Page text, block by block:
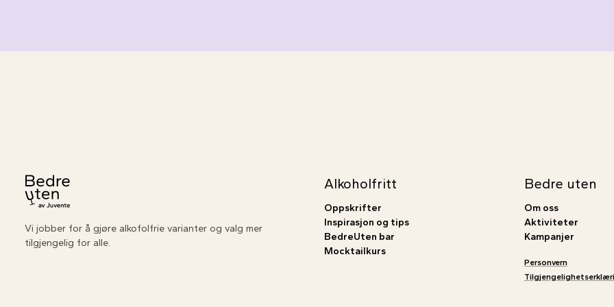
Til forsiden
Vi jobber for å gjøre alkofolfrie varianter og valg mer
tilgjengelig for alle.
Alkoholfritt
Oppskrifter
Inspirasjon og tips
BedreUten bar
Mocktailkurs
Bedre uten
Om oss
Aktiviteter
Kampanjer
Personvern